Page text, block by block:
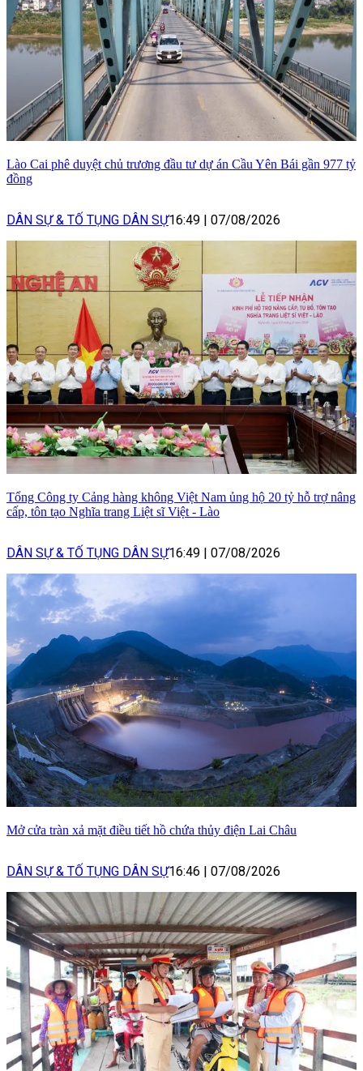
Lào Cai phê duyệt chủ trương đầu tư dự án Cầu Yên Bái gần 977 tỷ
đồng
DÂN SỰ & TỐ TỤNG DÂN SỰ16:49 07/08/2026
Tổng Công ty Cảng hàng không Việt Nam ủng hộ 20 tỷ hỗ trợ nâng
cấp, tôn tạo Nghĩa trang Liệt sĩ Việt - Lào
DÂN SỰ & TỐ TỤNG DÂN SỰ16:49 07/08/2026
Mở cửa tràn xả mặt điều tiết hồ chứa thủy điện Lai Châu
DÂN SỰ & TỐ TỤNG DÂN SỰ16:46 07/08/2026